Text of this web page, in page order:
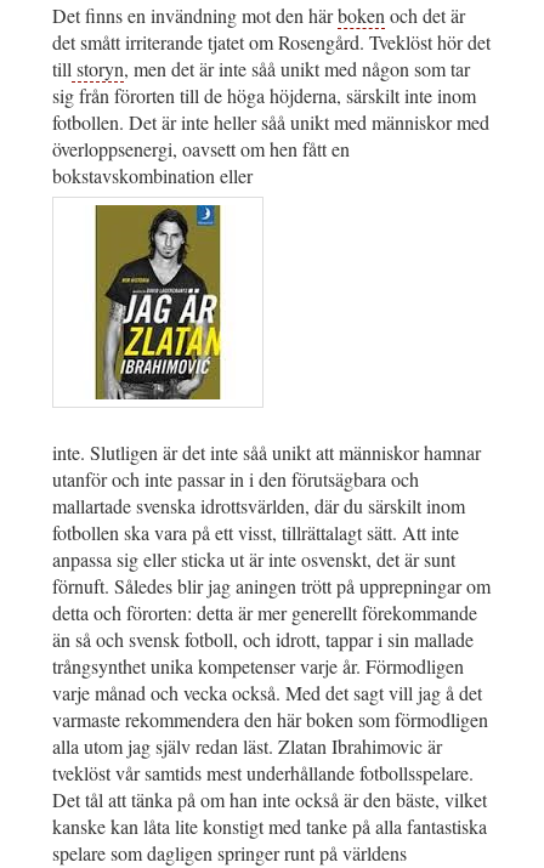
Det finns en invändning mot den härboken och det är
det smått irriterande tjatet om Rosengård. Tveklöst hör det
till storyn, men det är inte såå unikt med någon som tar
sig från förorten till de höga höjderna, särskilt inte inom
fotbollen. Det är inte heller såå unikt med människor med
överloppsenergi, oavsett om hen fått en
bokstavskombination eller
inte. Slutligen är det inte såå unikt att människor hamnar
utanför och inte passar in i den förutsägbara och
mallartade svenska idrottsvärlden, där du särskilt inom
fotbollen ska vara på ett visst, tillrättalagt sätt. Att inte
anpassa sig eller sticka ut är inte osvenskt, det är sunt
förnuft. Således blir jag aningen trött på upprepningar om
detta och förorten: detta är mer generellt förekommande
än så och svensk fotboll, och idrott, tappar i sin mallade
trångsynthet unika kompetenser varje år. Förmodligen
varje månad och vecka också. Med det sagt vill jag å det
varmaste rekommendera den här boken som förmodligen
alla utom jag själv redan läst. Zlatan Ibrahimovic är
tveklöst vår samtids mest underhållande fotbollsspelare.
Det tål att tänka på om han inte också är den bäste, vilket
kanske kan låta lite konstigt med tanke på alla fantastiska
spelare som dagligen springer runt på världens